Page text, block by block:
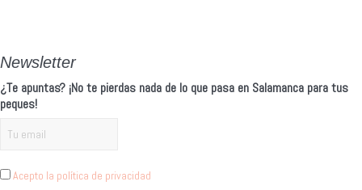
Newsletter
¿Te apuntas? ¡No te pierdas nada de lo que pasa en Salamanca para tus
peques!
Acepto la política de privacidad